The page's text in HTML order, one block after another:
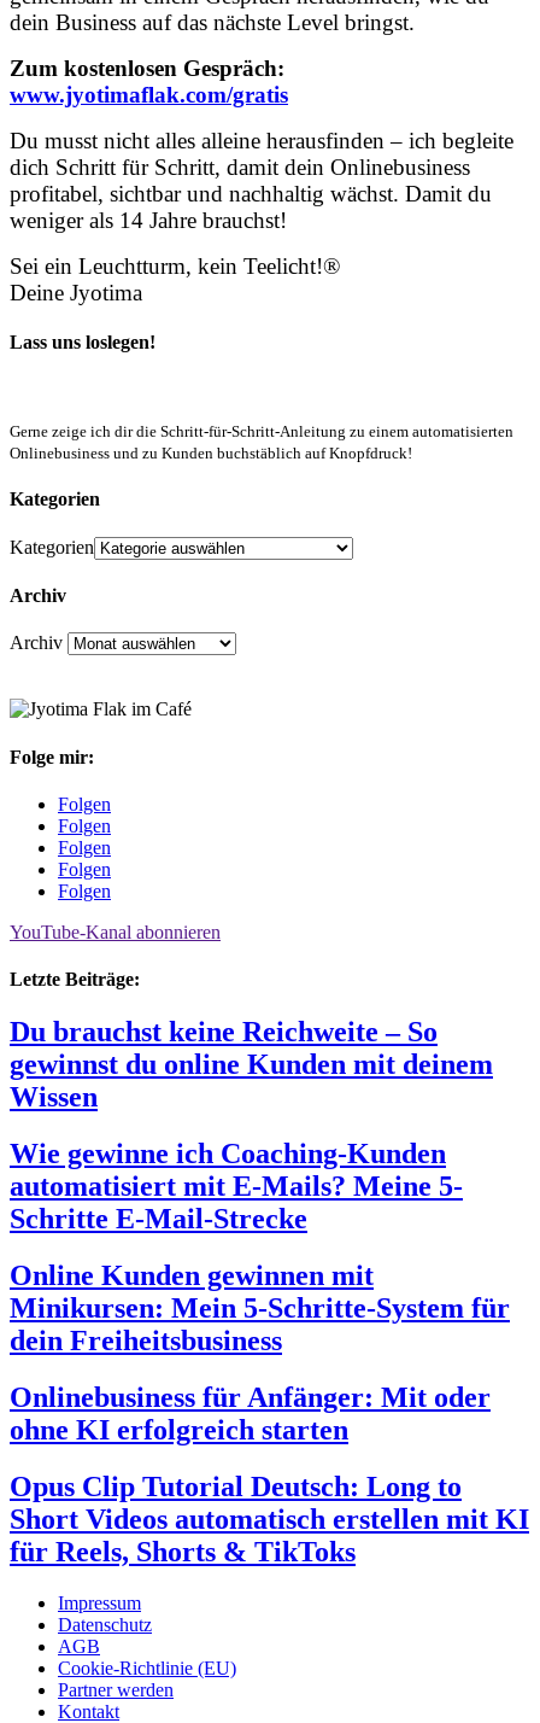
dein Business auf das nächste Level bringst.
Zum kostenlosen Gespräch:
www.jyotimaflak.com/gratis
Du musst nicht alles alleine herausfinden – ich begleite
dich Schritt für Schritt, damit dein Onlinebusiness
profitabel, sichtbar und nachhaltig wächst. Damit du
weniger als 14 Jahre brauchst!
Sei ein Leuchtturm, kein Teelicht!®
Deine Jyotima
Lass uns loslegen!
Gerne zeige ich dir die Schritt-für-Schritt-Anleitung zu einem automatisierten
Onlinebusiness und zu Kunden buchstäblich auf Knopfdruck!
Kategorien
Kategorien
Archiv
Archiv
Folge mir:
Folgen
Folgen
Folgen
Folgen
Folgen
YouTube-Kanal abonnieren
Letzte Beiträge:
Du brauchst keine Reichweite – So
gewinnst du online Kunden mit deinem
Wissen
Wie gewinne ich Coaching-Kunden
automatisiert mit E-Mails? Meine 5-
Schritte E-Mail-Strecke
Online Kunden gewinnen mit
Minikursen: Mein 5-Schritte-System für
dein Freiheitsbusiness
Onlinebusiness für Anfänger: Mit oder
ohne KI erfolgreich starten
Opus Clip Tutorial Deutsch: Long to
Short Videos automatisch erstellen mit KI
für Reels, Shorts & TikToks
Impressum
Datenschutz
AGB
Cookie-Richtlinie (EU)
Partner werden
Kontakt